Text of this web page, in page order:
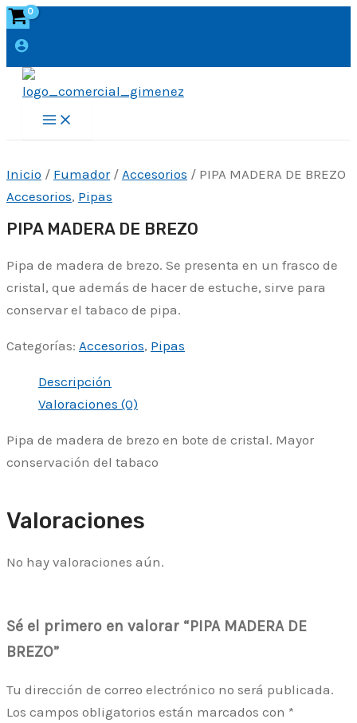
Ir
al
Main
Menu
Inicio / Fumador/ Accesorios / PIPA MADERA DE BREZO
Accesorios, Pipas
PIPA MADERA DE BREZO
Pipa de madera de brezo. Se presenta en un frasco de
cristal, que además de hacer de estuche, sirve para
conservar el tabaco de pipa.
Categorías: Accesorios, Pipas
Descripción
Valoraciones (0)
Pipa de madera de brezo en bote de cristal. Mayor
conservación del tabaco
Valoraciones
No hay valoraciones aún.
Sé el primero en valorar “PIPA MADERA DE
BREZO”
Tu dirección de correo electrónico no será publicada.
Los campos obligatorios están marcados con *